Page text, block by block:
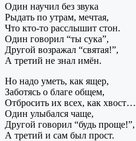
Один научил без звука
Рыдать по утрам, мечтая,
Что кто-то расслышит стон.
Один говорил “ты сука”,
Другой возражал “святая!”,
А третий не знал имён.
Но надо уметь, как ящер,
Заботясь о благе общем,
Отбросить их всех, как хвост…
Один улыбался чаще,
Другой говорил “будь проще!”,
А третий и сам был прост.